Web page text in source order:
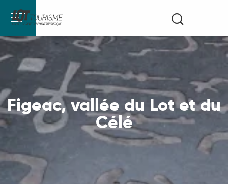
principal
Figeac, vallée du Lot et du
Célé